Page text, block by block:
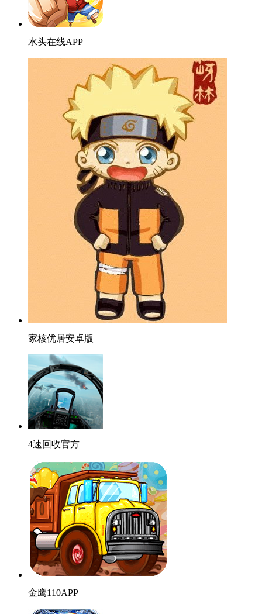
水头在线APP
家核优居安卓版
4速回收官方
金鹰110APP